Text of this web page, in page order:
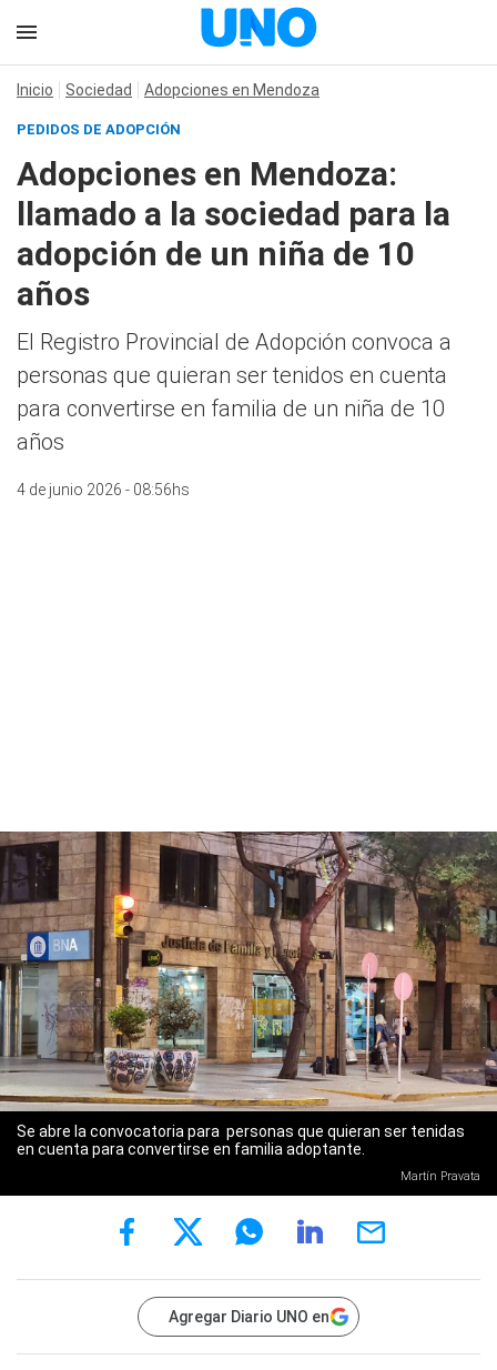
Inicio Sociedad Adopciones en Mendoza
PEDIDOS DE ADOPCIÓN
Adopciones en Mendoza:
llamado a la sociedad para la
adopción de un niña de 10
años
El Registro Provincial de Adopción convoca a
personas que quieran ser tenidos en cuenta
para convertirse en familia de un niña de 10
años
4 de junio 2026 - 08:56hs
Se abre la convocatoria para personas que quieran ser tenidas
en cuenta para convertirse en familia adoptante.
Martín Pravata
Agregar Diario UNO en